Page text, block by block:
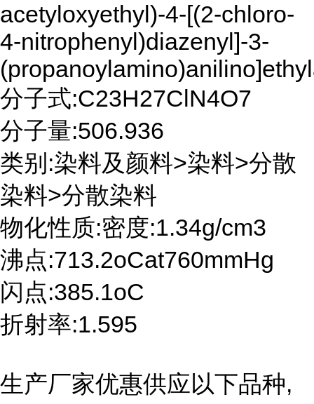
acetyloxyethyl)-4-[(2-chloro-
4-nitrophenyl)diazenyl]-3-
分子式:C23H27ClN4O7
分子量:506.936
类别:染料及颜料>染料>分散
染料>分散染料
物化性质:密度:1.34g/cm3
沸点:713.2oCat760mmHg
闪点:385.1oC
折射率:1.595
生产厂家优惠供应以下品种,